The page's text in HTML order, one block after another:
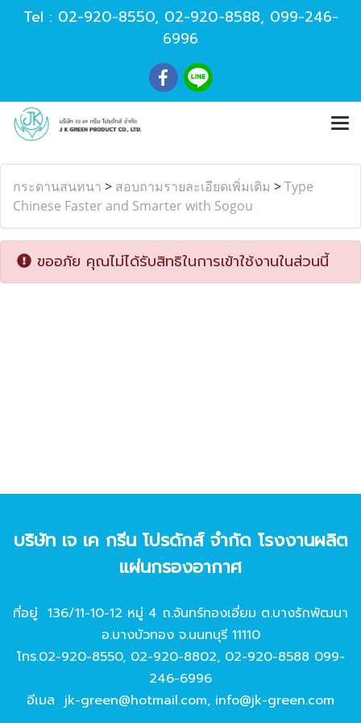
Tel : 02-920-8550, 02-920-8588, 099-246-
6996
กระดานสนทนา > สอบถามรายละเอียดเพิ่มเติม >Type
Chinese Faster and Smarter with Sogou
ขออภัย คุณไม่ได้รับสิทธิในการเข้าใช้งานในส่วนนี้
บริษัท เจ เค กรีน โปรดักส์ จํากัด โรงงานผลิต
แผ่นกรองอากาศ
ที่อยู่ 136/11-10-12 หมู่ 4 ถ.จันทร์ทองเอี่ยม ต.บางรักพัฒนา
อ.บางบัวทอง จ.นนทบุรี 11110
โทร.02-920-8550, 02-920-8802, 02-920-8588 099-
246-6996
อีเมล jk-green@hotmail.com, info@jk-green.com